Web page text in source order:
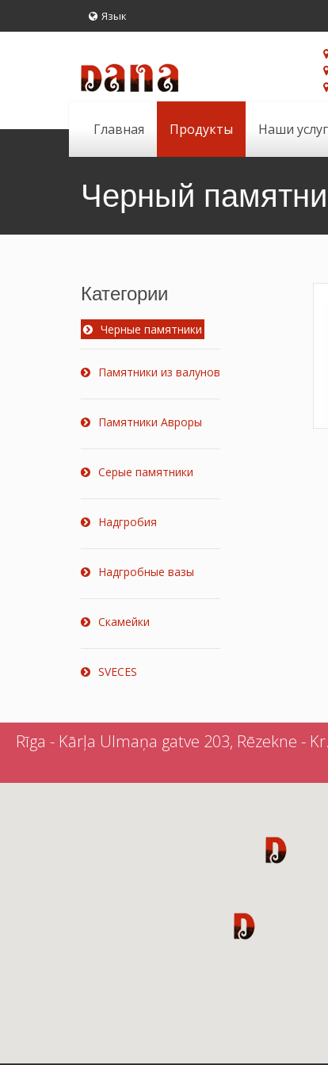
Язык
Главная Продукты Наши
Черный
Категории
Черные памятники
Памятники из валунов
Памятники Авроры
Серые памятники
Надгробия
Надгробные вазы
Скамейки
SVECES
Rīga - Kārļa Ulmaņa gatve 203, Rēzekne -